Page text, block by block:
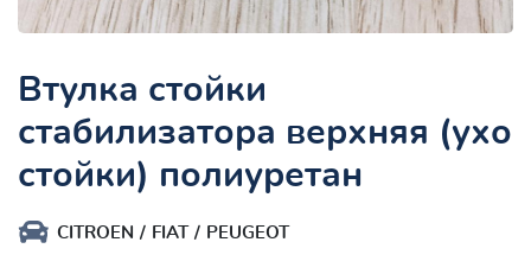
Втулка стойки
стабилизатора верхняя (ухо
стойки) полиуретан
CITROEN FIAT PEUGEOT